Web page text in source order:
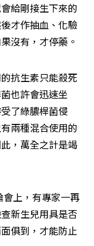
給剛接生下來的
才作抽血、化驗
沒有，才停藥。
抗生素只能殺死
也許會迅速坐
了綠膿桿菌侵
兩種混合使用的
，萬全之計是竭
上，有專家一再
新生兒用具是否
俱到，才能防止